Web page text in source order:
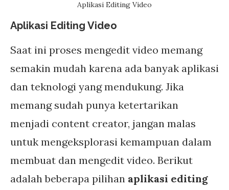
Aplikasi Editing Video
Aplikasi Editing Video
Saat ini proses mengedit video memang
semakin mudah karena ada banyak aplikasi
dan teknologi yang mendukung. Jika
memang sudah punya ketertarikan
menjadi content creator, jangan malas
untuk mengeksplorasi kemampuan dalam
membuat dan mengedit video. Berikut
adalah beberapa pilihan aplikasi editing